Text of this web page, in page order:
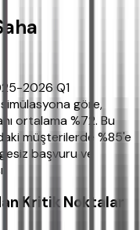
2026 Q1
göre,
ortalama %72. Bu
müşterilerde %85'e
başvuru ve
Kritik Noktalar